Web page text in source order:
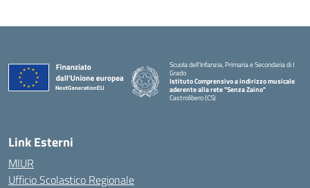
Scuola dell'Infanzia, Primaria e Secondaria di I
Grado
Istituto Comprensivo a indirizzo musicale
aderente alla rete "Senza Zaino"
Castrolibero (CS)
Link Esterni
MIUR
Ufficio Scolastico Regionale